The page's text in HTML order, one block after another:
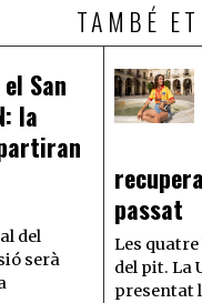
TAMBÉ
San
la
del
serà
passat
Les
del pit. La
presentat